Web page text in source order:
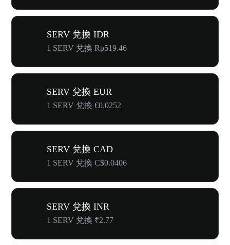
SERV 兌換 IDR
1 SERV 兌換 Rp519.46
SERV 兌換 EUR
1 SERV 兌換 €0.0252
SERV 兌換 CAD
1 SERV 兌換 C$0.0406
SERV 兌換 INR
1 SERV 兌換 ₹2.77